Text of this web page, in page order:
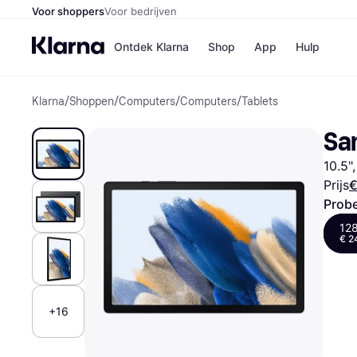
Voor shoppersVoor bedrijven
Ontdek Klarna Shop
Kruidvat
App Hulp
Klarna/Shoppen/Computers/Computers/Tablets
+16
Prijs
€